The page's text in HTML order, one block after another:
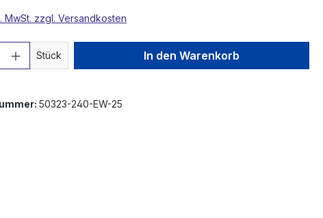
MwSt. zzgl. Versandkosten
Anzahl: Gib den gewünschten Wert
Stück In den Warenkorb
50323-240-EW-25